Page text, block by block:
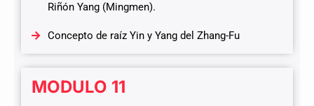
Riñón Yang (Mingmen).
Concepto de raíz Yin y Yang del Zhang-Fu
MODULO 11